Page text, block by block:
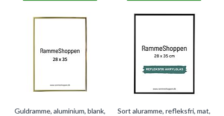
Guldramme, aluminium, blank,
Sort aluramme, refleksfri, mat,